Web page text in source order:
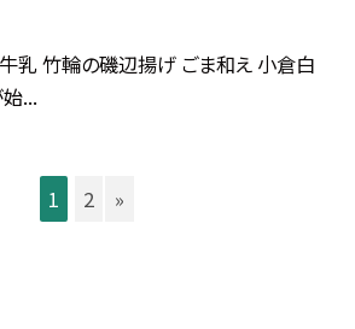
乳 竹輪の磯辺揚げ ごま和え 小倉白
...
1 2 »